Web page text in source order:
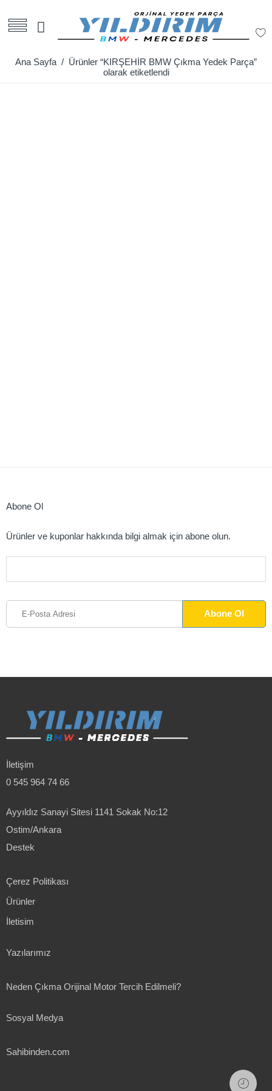
Ana Sayfa / Ürünler “KIRŞEHİR BMW Çıkma Yedek Parça”
olarak etiketlendi
Abone Ol
Ürünler ve kuponlar hakkında bilgi almak için abone olun.
İletişim
0 545 964 74 66
Ayyıldız Sanayi Sitesi 1141 Sokak No:12
Ostim/Ankara
Destek
Çerez Politikası
Ürünler
İletisim
Yazılarımız
Neden Çıkma Orijinal Motor Tercih Edilmeli?
Sosyal Medya
Sahibinden.com